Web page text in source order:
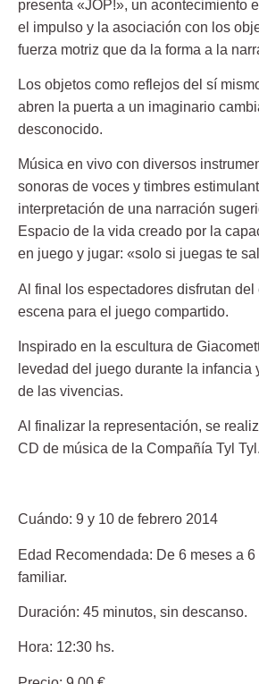
presenta «JOP!», un acontecimiento
el impulso y la asociación con los
fuerza motriz que da la forma a la
Los objetos como reflejos del sí
abren la puerta a un imaginario
desconocido.
Música en vivo con diversos
sonoras de voces y timbres
interpretación de una narración
Espacio de la vida creado por la
en juego y jugar: «solo si juegas te
Al final los espectadores disfrutan del
escena para el juego compartido.
Inspirado en la escultura de
levedad del juego durante la infancia
de las vivencias.
Al finalizar la representación, se
CD de música de la Compañía Tyl Tyl.
Cuándo: 9 y 10 de febrero 2014
Edad Recomendada: De 6 meses a
familiar.
Duración: 45 minutos, sin descanso.
Hora: 12:30 hs.